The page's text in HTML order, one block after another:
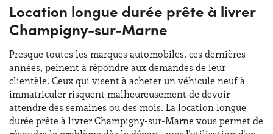
Location longue durée prête à livrer
Champigny-sur-Marne
Presque toutes les marques automobiles, ces dernières
années, peinent à répondre aux demandes de leur
clientèle. Ceux qui visent à acheter un véhicule neuf à
immatriculer risquent malheureusement de devoir
attendre des semaines ou des mois. La location longue
durée prête à livrer Champigny-sur-Marne vous permet de